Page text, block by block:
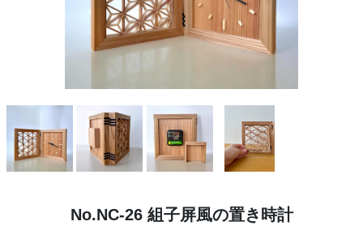
No.NC-26 組子屏風の置き時計